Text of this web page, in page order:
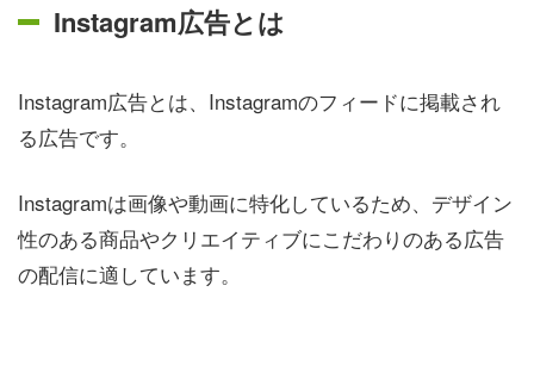
Instagram広告とは
Instagram広告とは、Instagramのフィードに掲載され
る広告です。
Instagramは画像や動画に特化しているため、デザイン
性のある商品やクリエイティブにこだわりのある広告
の配信に適しています。